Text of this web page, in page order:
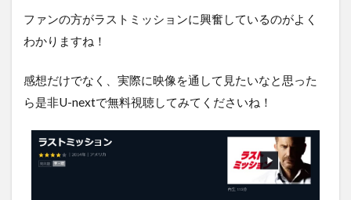
ファンの方がラストミッションに興奮しているのがよく
わかりますね！
感想だけでなく、実際に映像を通して見たいなと思った
ら是非U-nextで無料視聴してみてくださいね！